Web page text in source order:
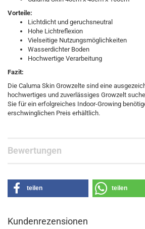
Vorteile:
Lichtdicht und geruchsneutral
Hohe Lichtreflexion
Vielseitige Nutzungsmöglichkeiten
Wasserdichter Boden
Hochwertige Verarbeitung
Fazit:
Die Caluma Skin Growzelte sind eine
hochwertiges und zuverlässiges Growzelt
Sie für ein erfolgreiches Indoor-Growing
erschwinglichen Preis erhältlich.
Bewertungen
teilen teilen
Kundenrezensionen